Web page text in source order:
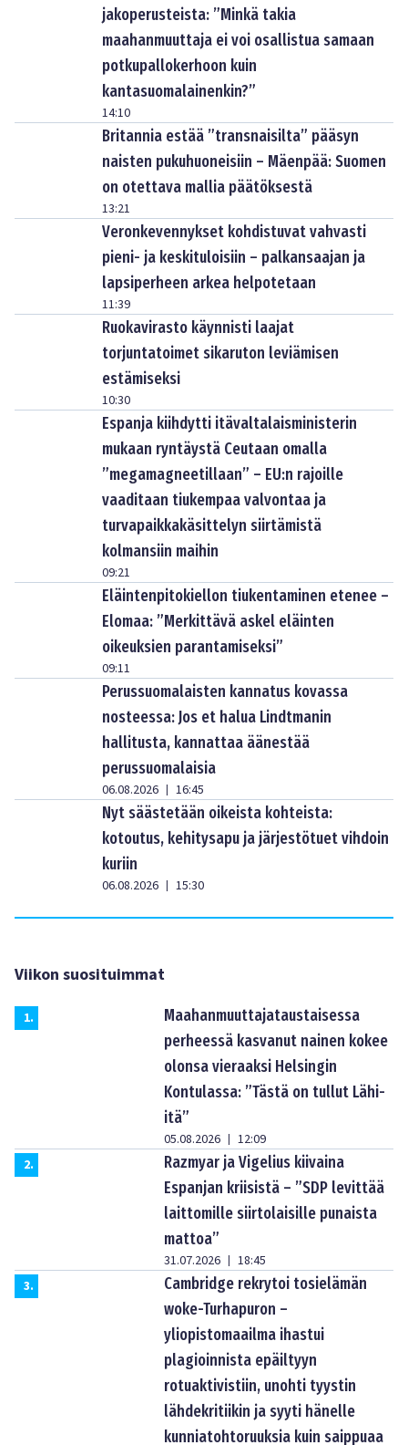
jakoperusteista: ”Minkä takia
maahanmuuttaja ei voi osallistua samaan
potkupallokerhoon kuin
kantasuomalainenkin?”
14:10
Britannia estää ”transnaisilta” pääsyn
naisten pukuhuoneisiin – Mäenpää: Suomen
on otettava mallia päätöksestä
13:21
Veronkevennykset kohdistuvat vahvasti
pieni- ja keskituloisiin – palkansaajan ja
lapsiperheen arkea helpotetaan
11:39
Ruokavirasto käynnisti laajat
torjuntatoimet sikaruton leviämisen
estämiseksi
10:30
Espanja kiihdytti itävaltalaisministerin
mukaan ryntäystä Ceutaan omalla
”megamagneetillaan” – EU:n rajoille
vaaditaan tiukempaa valvontaa ja
turvapaikkakäsittelyn siirtämistä
kolmansiin maihin
09:21
Eläintenpitokiellon tiukentaminen etenee –
Elomaa: ”Merkittävä askel eläinten
oikeuksien parantamiseksi”
09:11
Perussuomalaisten kannatus kovassa
nosteessa: Jos et halua Lindtmanin
hallitusta, kannattaa äänestää
perussuomalaisia
06.08.2026 | 16:45
Nyt säästetään oikeista kohteista:
kotoutus, kehitysapu ja järjestötuet vihdoin
kuriin
06.08.2026 | 15:30
Viikon suosituimmat
1.
Maahanmuuttajataustaisessa
perheessä kasvanut nainen kokee
olonsa vieraaksi Helsingin
Kontulassa: ”Tästä on tullut Lähi-
itä”
05.08.2026 | 12:09
2.
Razmyar ja Vigelius kiivaina
Espanjan kriisistä – ”SDP levittää
laittomille siirtolaisille punaista
mattoa”
31.07.2026 | 18:45
3.
Cambridge rekrytoi tosielämän
woke-Turhapuron –
yliopistomaailma ihastui
plagioinnista epäiltyyn
rotuaktivistiin, unohti tyystin
lähdekritiikin ja syyti hänelle
kunniatohtoruuksia kuin saippuaa